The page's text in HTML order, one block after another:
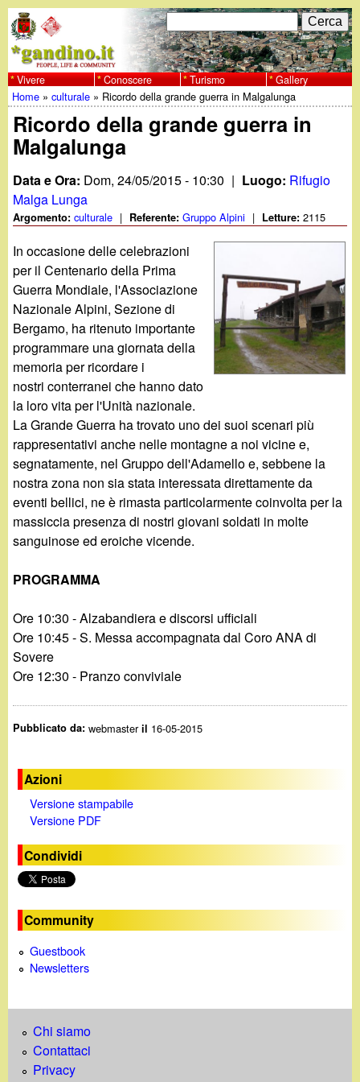
al
contenuto
principale
w
w
w
.
g
a
n
d
i
n
o
.
i
t
F
o
r
m
r
i
c
e
r
c
a
C
e
r
c
a
Vivere Conoscere Turismo Gallery
Tu
sei
qui
Home »culturale » Ricordo della grande guerra in Malgalunga
Ricordo della grande guerra in
Malgalunga
Data e Ora: Dom, 24/05/2015 - 10:30 | Luogo: Rifugio
Malga Lunga
Argomento:culturale | Referente:Gruppo Alpini | Letture:2115
In occasione delle celebrazioni
per il Centenario della Prima
Guerra Mondiale, l'Associazione
Nazionale Alpini, Sezione di
Bergamo, ha ritenuto importante
programmare una giornata della
memoria per ricordare i
nostri conterranei che hanno dato
la loro vita per l'Unità nazionale.
La Grande Guerra ha trovato uno dei suoi scenari più
rappresentativi anche nelle montagne a noi vicine e,
segnatamente, nel Gruppo dell'Adamello e, sebbene la
nostra zona non sia stata interessata direttamente da
eventi bellici, ne è rimasta particolarmente coinvolta per la
massiccia presenza di nostri giovani soldati in molte
sanguinose ed eroiche vicende.
PROGRAMMA
Ore 10:30 - Alzabandiera e discorsi ufficiali
Ore 10:45 - S. Messa accompagnata dal Coro ANA di
Sovere
Ore 12:30 - Pranzo conviviale
Pubblicato da:webmasteril 16-05-2015
Azioni
Versione stampabile
Versione PDF
Condividi
Community
Guestbook
Newsletters
Chi siamo
Contattaci
Privacy